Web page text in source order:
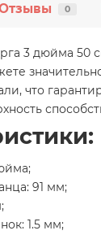
0
3 дюйма 50
что
91 мм;
1.5 мм;